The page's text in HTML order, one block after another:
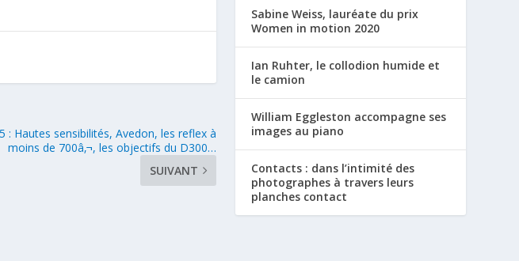
: Hautes sensibilités, Avedon, les reflex à
moins de 700â‚¬, les objectifs du D300…
SUIVANT
Sabine Weiss, lauréate du prix
Women in motion 2020
Ian Ruhter, le collodion humide et
le camion
William Eggleston accompagne ses
images au piano
Contacts : dans l’intimité des
photographes à travers leurs
planches contact